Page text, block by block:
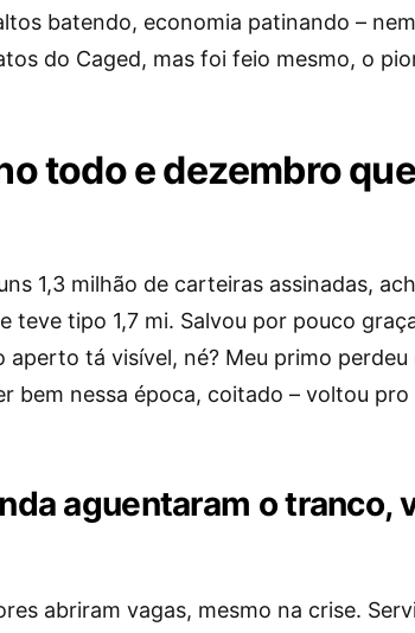
batendo, economia patinando –
do Caged, mas foi feio mesmo, o
todo e dezembro que
1,3 milhão de carteiras assinadas,
teve tipo 1,7 mi. Salvou por pouco
aperto tá visível, né? Meu primo perdeu
bem nessa época, coitado – voltou pro
aguentaram o tranco,
abriram vagas, mesmo na crise.